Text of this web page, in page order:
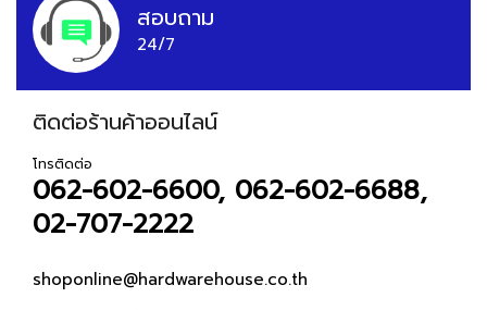
สอบถาม
24/7
ติดต่อร้านค้าออนไลน์
โทรติดต่อ
062-602-6600, 062-602-6688,
02-707-2222
shoponline@hardwarehouse.co.th